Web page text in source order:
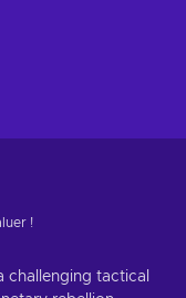
!
challenging tactical